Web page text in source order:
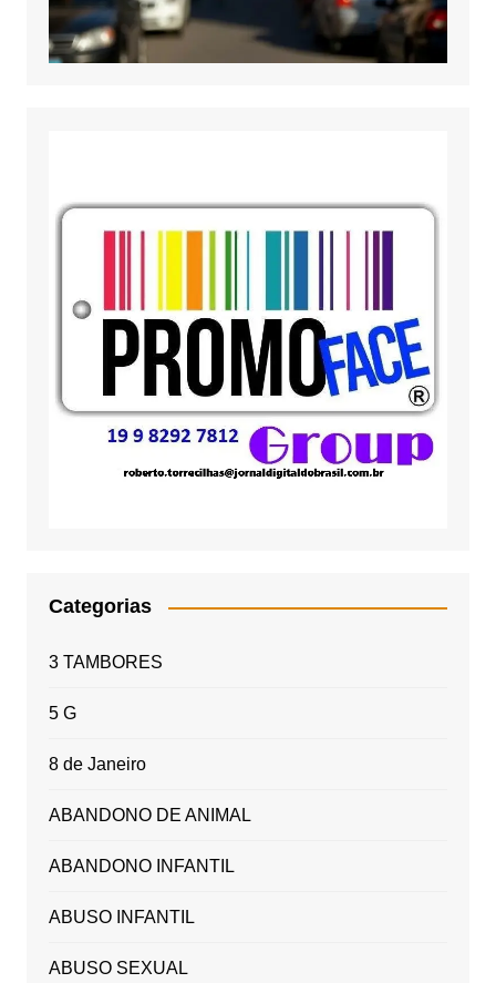
Categorias
3 TAMBORES
5 G
8 de Janeiro
ABANDONO DE ANIMAL
ABANDONO INFANTIL
ABUSO INFANTIL
ABUSO SEXUAL